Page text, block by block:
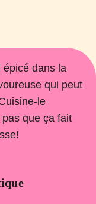
épicé dans la
qui peut
le
que ça fait